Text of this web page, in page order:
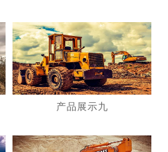
产品展示九